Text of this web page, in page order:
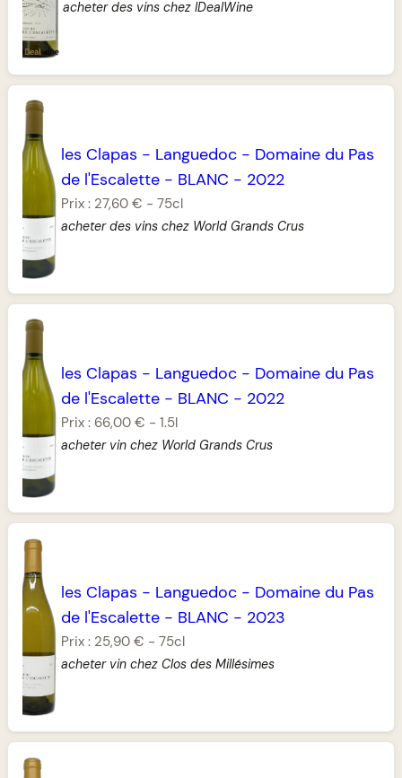
acheter des vins chez IDealWine
les Clapas - Languedoc- Domaine du Pas
de l'Escalette- BLANC - 2022
Prix : 27,60 € - 75cl
acheter des vins chez World Grands Crus
les Clapas - Languedoc- Domaine du Pas
de l'Escalette- BLANC - 2022
Prix : 66,00 € - 1.5l
acheter vin chez World Grands Crus
les Clapas - Languedoc - Domaine du Pas
de l'Escalette - BLANC - 2023
Prix : 25,90 € -75cl
acheter vin chez Clos des Millésimes